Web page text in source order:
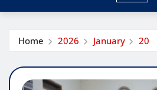
Home 2026 January 20